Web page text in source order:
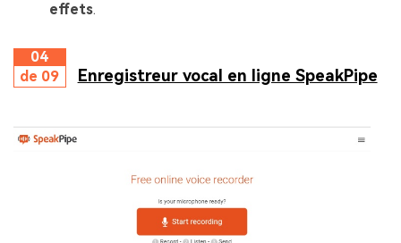
effets.
04
de 09
Enregistreur vocal en ligne SpeakPipe